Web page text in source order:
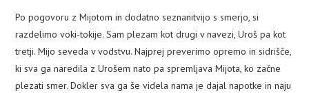
Po pogovoru z Mijotom in dodatno seznanitvijo s smerjo, si
razdelimo voki-tokije. Sam plezam kot drugi v navezi, Uroš pa kot
tretji. Mijo seveda v vodstvu. Najprej preverimo opremo in sidrišče,
ki sva ga naredila z Urošem nato pa spremljava Mijota, ko začne
plezati smer. Dokler sva ga še videla nama je dajal napotke in naju